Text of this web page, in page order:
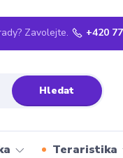
Hledat
Zavolejte. +420
Teraristika